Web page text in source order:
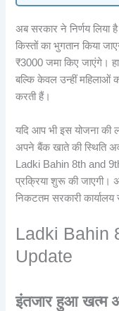
अब सरकार ने निर्णय लिया
किस्तों का भुगतान किया
₹3000 जमा किए जाएंगे।
बल्कि केवल उन्हीं महिलाओं
करती हैं।
यदि आप भी इस योजना की
अपने बैंक खाते की स्थिति
Ladki Bahin 8th and
प्रक्रिया शुरू की जाएगी।
निकटतम सरकारी
Ladki Bahin
Update
इंतजार हुआ खत्म